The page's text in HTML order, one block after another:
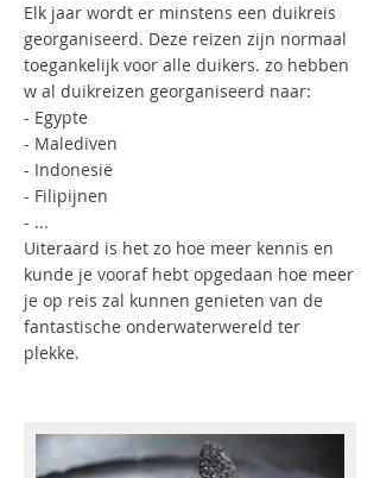
Elk jaar wordt er minstens een duikreis
georganiseerd. Deze reizen zijn normaal
toegankelijk voor alle duikers. zo hebben
w al duikreizen georganiseerd naar:
- Egypte
- Malediven
- Indonesië
- Filipijnen
- ...
Uiteraard is het zo hoe meer kennis en
kunde je vooraf hebt opgedaan hoe meer
je op reis zal kunnen genieten van de
fantastische onderwaterwereld ter
plekke.